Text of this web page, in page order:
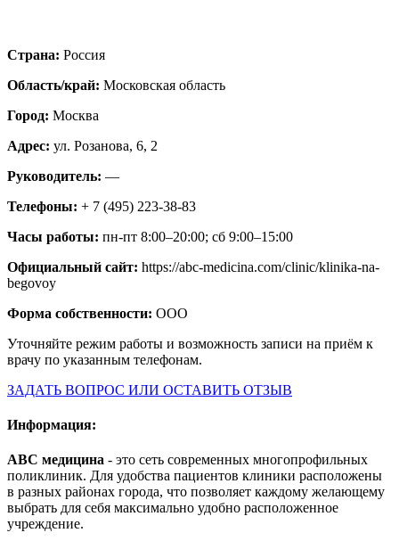
Страна: Россия
Область/край: Московская область
Город: Москва
Адрес: ул. Розанова, 6, 2
Руководитель: —
Телефоны: + 7 (495) 223-38-83
Часы работы: пн-пт 8:00–20:00; сб 9:00–15:00
Официальный сайт: https://abc-medicina.com/clinic/klinika-na-
begovoy
Форма собственности: ООО
Уточняйте режим работы и возможность записи на приём к
врачу по указанным телефонам.
ЗАДАТЬ ВОПРОС ИЛИ ОСТАВИТЬ ОТЗЫВ
Информация:
АВС медицина - это сеть современных многопрофильных
поликлиник. Для удобства пациентов клиники расположены
в разных районах города, что позволяет каждому желающему
выбрать для себя максимально удобно расположенное
учреждение.